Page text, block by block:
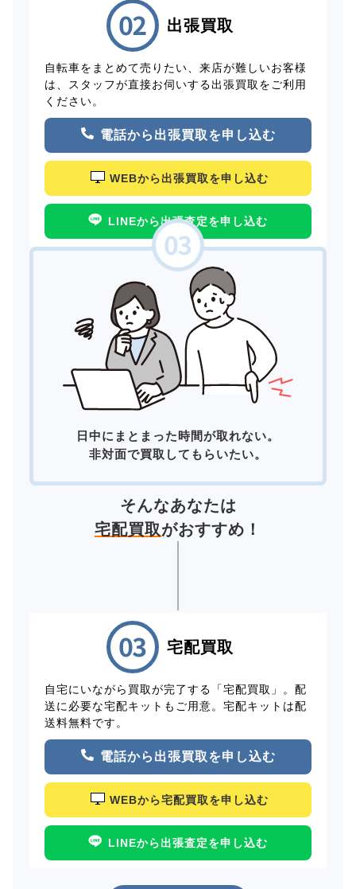
出張買取
自転車をまとめて売りたい、来店が難しいお客様
は、スタッフが直接お伺いする出張買取をご利用
ください。
電話から出張買取を申し込む
WEBから出張買取を申し込む
LINEから出張査定を申し込む
日中にまとまった時間が取れない。
非対面で買取してもらいたい。
そんなあなたは
宅配買取がおすすめ！
宅配買取
自宅にいながら買取が完了する「宅配買取」。配
送に必要な宅配キットもご用意。宅配キットは配
送料無料です。
電話から出張買取を申し込む
WEBから宅配買取を申し込む
LINEから出張査定を申し込む